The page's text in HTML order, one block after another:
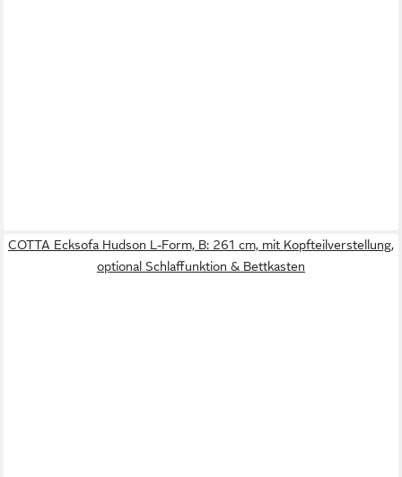
COTTA Ecksofa Hudson L-Form, B: 261 cm, mit Kopfteilverstellung,
optional Schlaffunktion & Bettkasten